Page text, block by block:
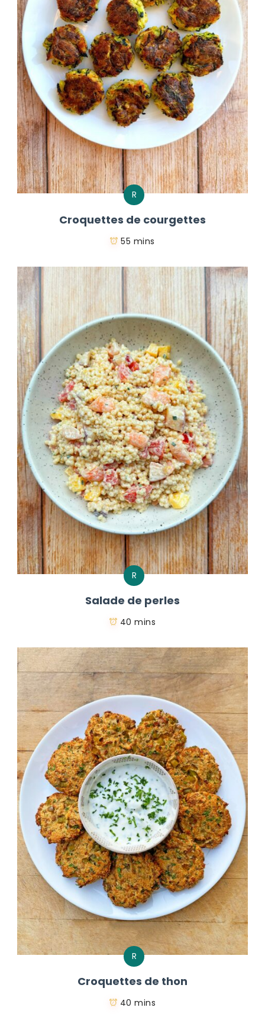
R
Croquettes de courgettes
55 mins
R
Salade de perles
40 mins
R
Croquettes de thon
40 mins